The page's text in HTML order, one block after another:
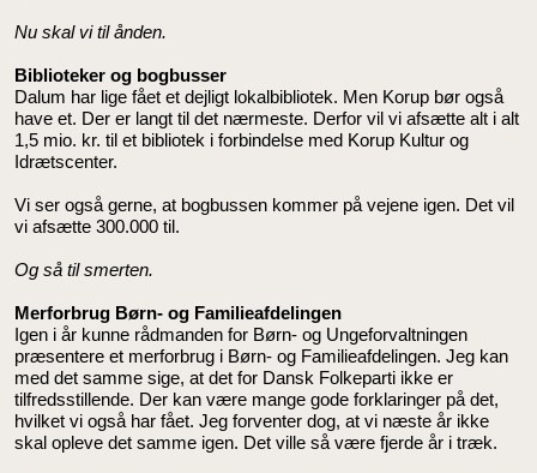
Nu skal vi til ånden.
Biblioteker og bogbusser
Dalum har lige fået et dejligt lokalbibliotek. Men Korup bør også
have et. Der er langt til det nærmeste. Derfor vil vi afsætte alt i alt
1,5 mio. kr. til et bibliotek i forbindelse med Korup Kultur og
Idrætscenter.
Vi ser også gerne, at bogbussen kommer på vejene igen. Det vil
vi afsætte 300.000 til.
Og så til smerten.
Merforbrug Børn- og Familieafdelingen
Igen i år kunne rådmanden for Børn- og Ungeforvaltningen
præsentere et merforbrug i Børn- og Familieafdelingen. Jeg kan
med det samme sige, at det for Dansk Folkeparti ikke er
tilfredsstillende. Der kan være mange gode forklaringer på det,
hvilket vi også har fået. Jeg forventer dog, at vi næste år ikke
skal opleve det samme igen. Det ville så være fjerde år i træk.